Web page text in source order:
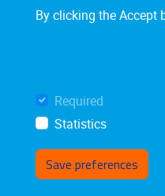
By clicking the Accept
Required
Statistics
Save preferences